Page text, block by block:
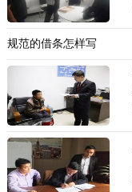
规范的借条怎样写